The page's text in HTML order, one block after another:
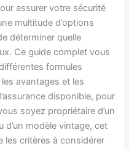
assurer votre sécurité
multitude d’options
déterminer quelle
Ce guide complet vous
formules
avantages et les
disponible, pour
soyez propriétaire d’un
d’un modèle vintage, cet
les critères à considérer